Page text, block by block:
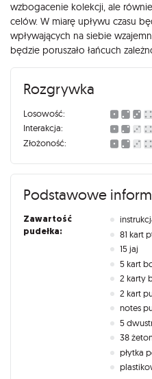
wzbogacenie kolekcji, ale
celów. W miarę upływu czasu
wpływających na siebie
będzie poruszało łańcuch
Rozgrywka
Losowość:
Interakcja:
Złożoność:
Podstawowe
Zawartość
pudełka:
81 kart
15 jaj
5 kart
2 karty
2 kart
notes
5
38
płytka